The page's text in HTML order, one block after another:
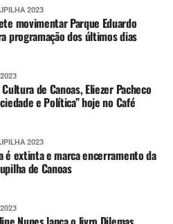
2023
movimentar Parque Eduardo
programação dos últimos dias
de Canoas, Eliezer Pacheco
e Política” hoje no Café
2023
é extinta e marca encerramento da
de Canoas